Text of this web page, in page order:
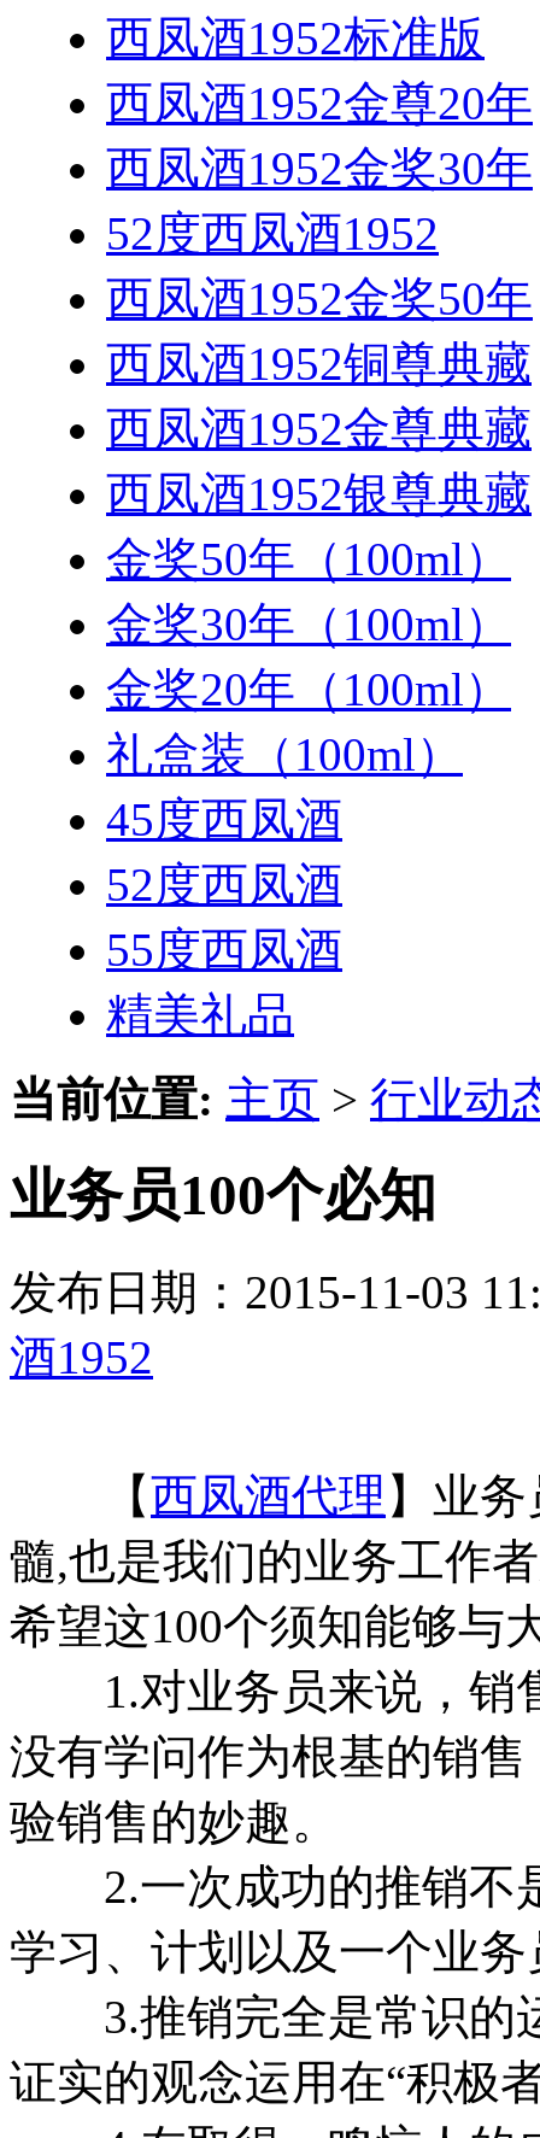
西凤酒1952标准版
西凤酒1952金尊20年
西凤酒1952金奖30年
52度西凤酒1952
西凤酒1952金奖50年
西凤酒1952铜尊典藏
西凤酒1952金尊典藏
西凤酒1952银尊典藏
金奖50年（100ml）
金奖30年（100ml）
金奖20年（100ml）
礼盒装（100ml）
45度西凤酒
52度西凤酒
55度西凤酒
精美礼品
当前位置: 主页 > 行业动
业务员100个必知
发布日期：2015-11-03
酒1952
【西凤酒代理 】业
髓,也是我们的业务工作
希望这100个须知能够与
1.对业务员来说，销
没有学问作为根基的销
验销售的妙趣。
2.一次成功的推销不
学习、计划以及一个业
3.推销完全是常识的
证实的观念运用在“积极